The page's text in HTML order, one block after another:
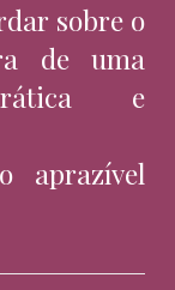
sobre o
de uma
e
aprazível